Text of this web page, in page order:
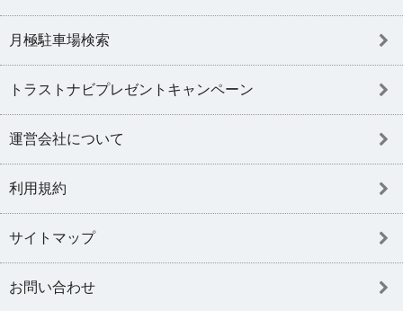
月極駐車場検索
トラストナビプレゼントキャンペーン
運営会社について
利用規約
サイトマップ
お問い合わせ